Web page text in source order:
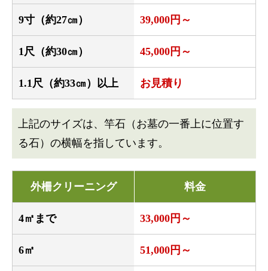
9寸（約27㎝） 39,000円～
1尺（約30㎝） 45,000円～
1.1尺（約33㎝）以上 お見積り
上記のサイズは、竿石（お墓の一番上に位置す
る石）の横幅を指しています。
外柵クリーニング 料金
4㎡まで 33,000円～
6㎡ 51,000円～